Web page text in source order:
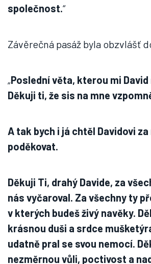
společnost.“
Závěrečná pasáž byla obzvlášť
„Poslední věta, kterou mi
Děkuji ti, že sis na mne
A tak bych i já chtěl Davidovi
poděkovat.
Děkuji Ti, drahý Davide, za
nás vyčaroval. Za všechny ty
v kterých budeš živý navěky.
krásnou duši a srdce
udatně pral se svou nemocí.
nezměrnou vůli, poctivost a